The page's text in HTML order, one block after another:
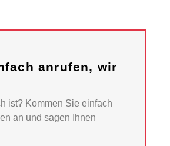
anrufen, wir
ist? Kommen Sie einfach
an und sagen Ihnen